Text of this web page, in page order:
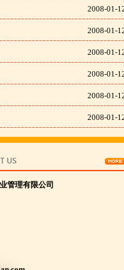
鲜企业集团下属
理有限公司所持有.
胡羊排烧烤火锅复合餐厅
火爆招商开店中.
连锁加盟经验,
店500家后,
很专业,
加入大家庭.
无必胜把握,
:4006966168
市 山东聊城市等店.....
2008-01-
2008-01-
2008-01-
2008-01-
2008-01-
2008-01-
管理有限公司